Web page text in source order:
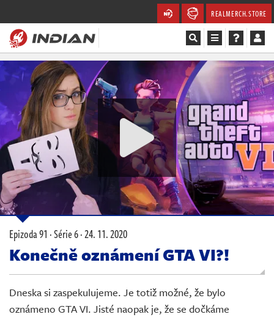
REALMERCH.STORE
Magazín
Recenze
Videa
Soutěže
Databáze
Komunita
Redakce
Živě
Epizoda 91 · Série 6 ·24. 11. 2020
Konečně oznámení GTA VI?!
Dneska si zaspekulujeme. Je totiž možné, že bylo
oznámeno GTA VI. Jisté naopak je, že se dočkáme